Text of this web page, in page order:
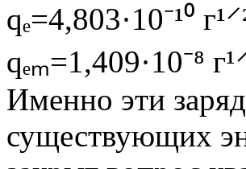
qₑ=4,803·10⁻¹⁰
qₑₘ=1,409·10⁻⁸
Именно эти
существующих